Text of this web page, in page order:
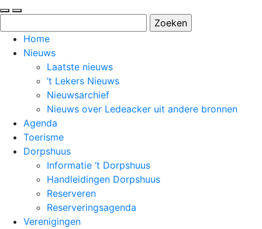
naar: Home
Nieuws
Laatste nieuws
’t Lekers Nieuws
Nieuwsarchief
Nieuws over Ledeacker uit andere bronnen
Agenda
Toerisme
Dorpshuus
Informatie ‘t Dorpshuus
Handleidingen Dorpshuus
Reserveren
Reserveringsagenda
Verenigingen